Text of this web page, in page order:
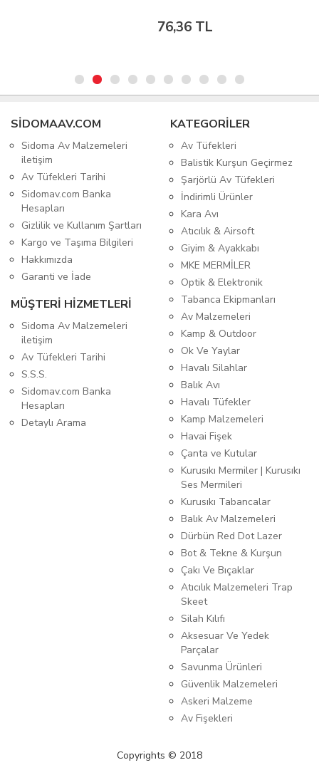
76,36 TL
SIDOMAAV.COM
Sidoma Av Malzemeleri
iletişim
Av Tüfekleri Tarihi
Sidomav.com Banka
Hesapları
Gizlilik ve Kullanım Şartları
Kargo ve Taşıma Bilgileri
Hakkımızda
Garanti ve İade
MÜŞTERİ HİZMETLERİ
Sidoma Av Malzemeleri
iletişim
Av Tüfekleri Tarihi
S.S.S.
Sidomav.com Banka
Hesapları
Detaylı Arama
KATEGORİLER
Av Tüfekleri
Balistik Kurşun Geçirmez
Şarjörlü Av Tüfekleri
İndirimli Ürünler
Kara Avı
Atıcılık & Airsoft
Giyim & Ayakkabı
MKE MERMİLER
Optik & Elektronik
Tabanca Ekipmanları
Av Malzemeleri
Kamp & Outdoor
Ok Ve Yaylar
Havalı Silahlar
Balık Avı
Havalı Tüfekler
Kamp Malzemeleri
Havai Fişek
Çanta ve Kutular
Kurusıkı Mermiler | Kurusıkı
Ses Mermileri
Kurusıkı Tabancalar
Balık Av Malzemeleri
Dürbün Red Dot Lazer
Bot & Tekne & Kurşun
Çakı Ve Bıçaklar
Atıcılık Malzemeleri Trap
Skeet
Silah Kılıfı
Aksesuar Ve Yedek
Parçalar
Savunma Ürünleri
Güvenlik Malzemeleri
Askeri Malzeme
Av Fişekleri
Copyrights © 2018